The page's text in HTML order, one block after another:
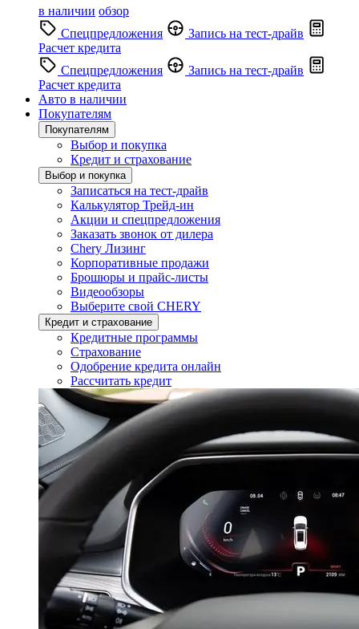
в наличии обзор
Спецпредложения
Запись на тест-драйв
Расчет кредита
Спецпредложения
Запись на тест-драйв
Расчет кредита
Авто в наличии
Покупателям
Покупателям
Выбор и покупка
Кредит и страхование
Выбор и покупка
Записаться на тест-драйв
Калькулятор Трейд-ин
Акции и спецпредложения
Заказать звонок от дилера
Chery Лизинг
Корпоративные продажи
Брошюры и прайс-листы
Видеообзоры
Выберите свой CHERY
Кредит и страхование
Кредитные программы
Страхование
Одобрение кредита онлайн
Рассчитать кредит